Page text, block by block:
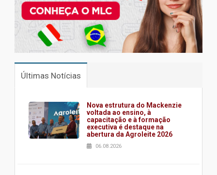
Últimas Notícias
Nova estrutura do Mackenzie
voltada ao ensino, à
capacitação e à formação
executiva é destaque na
abertura da Agroleite 2026
06.08.2026